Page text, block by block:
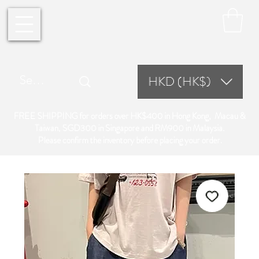
HKD (HK$)